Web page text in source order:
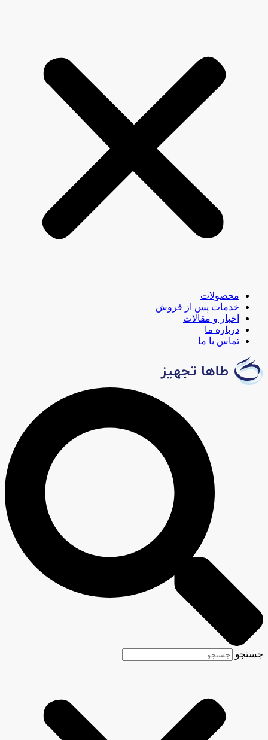
محصولات
خدمات پس از فروش
اخبار و مقالات
درباره ما
تماس با ما
جستجو